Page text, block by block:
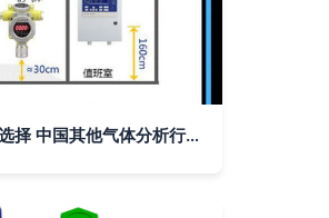
掌握定价策略与供应商选择 中国其他气体分析行业的市场布局与国际化路径